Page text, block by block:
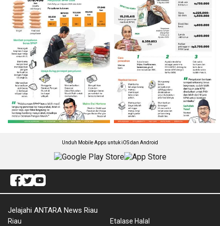
Unduh Mobile Apps untuk iOS dan Android
Jelajahi ANTARA News Riau
Riau
Etalase Halal